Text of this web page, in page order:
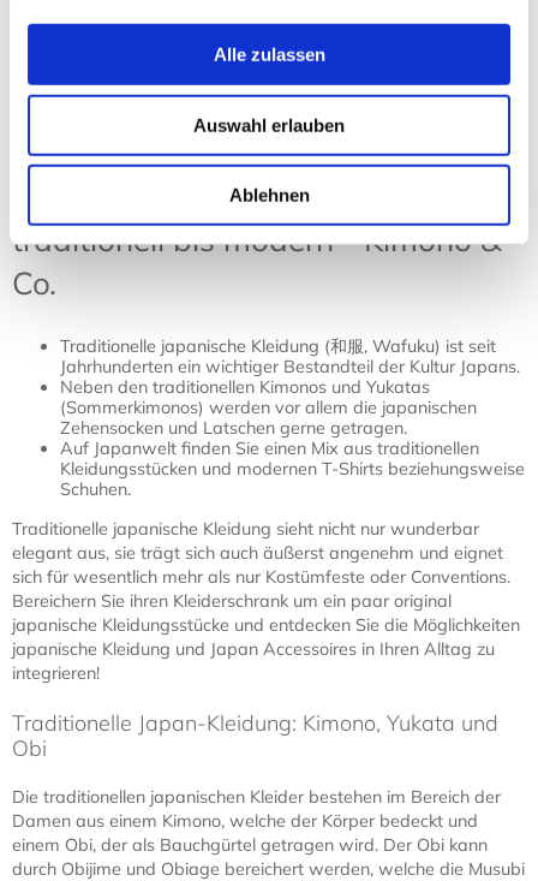
Alle zulassen
Auswahl erlauben
Ablehnen
Sortierung: Ansicht:
Japanische Kleidung – von
traditionell bis modern - Kimono &
Co.
Traditionelle japanische Kleidung (和服, Wafuku) ist seit
Jahrhunderten ein wichtiger Bestandteil der Kultur Japans.
Neben den traditionellen Kimonos und Yukatas
(Sommerkimonos) werden vor allem die japanischen
Zehensocken und Latschen gerne getragen.
Auf Japanwelt finden Sie einen Mix aus traditionellen
Kleidungsstücken und modernen T-Shirts beziehungsweise
Schuhen.
Traditionelle japanische Kleidung sieht nicht nur wunderbar
elegant aus, sie trägt sich auch äußerst angenehm und eignet
sich für wesentlich mehr als nur Kostümfeste oder Conventions.
Bereichern Sie ihren Kleiderschrank um ein paar original
japanische Kleidungsstücke und entdecken Sie die Möglichkeiten
japanische Kleidung und Japan Accessoires in Ihren Alltag zu
integrieren!
Traditionelle Japan-Kleidung: Kimono, Yukata und
Obi
Die traditionellen japanischen Kleider bestehen im Bereich der
Damen aus einem Kimono, welche der Körper bedeckt und
einem Obi, der als Bauchgürtel getragen wird. Der Obi kann
durch Obijime und Obiage bereichert werden, welche die Musubi